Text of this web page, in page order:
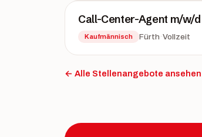
Call-Center-Agent m/w/d
Kaufmännisch Fürth ·Vollzeit
← Alle Stellenangebote ansehen